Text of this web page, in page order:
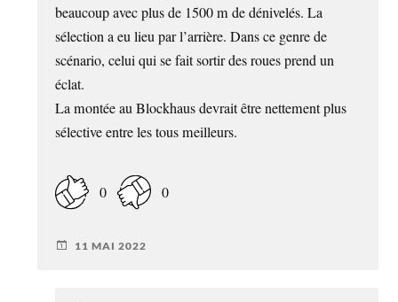
beaucoup avec plus de 1500 m de dénivelés. La
sélection a eu lieu par l’arrière. Dans ce genre de
scénario, celui qui se fait sortir des roues prend un
éclat.
La montée au Blockhaus devrait être nettement plus
sélective entre les tous meilleurs.
0 0
11 MAI 2022